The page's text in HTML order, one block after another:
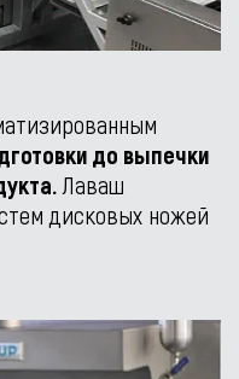
до выпечки
Лаваш
дисковых ножей